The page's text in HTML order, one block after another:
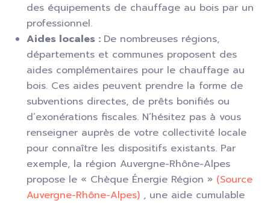
des équipements de chauffage au bois par un
professionnel.
Aides locales : De nombreuses régions,
départements et communes proposent des
aides complémentaires pour le chauffage au
bois. Ces aides peuvent prendre la forme de
subventions directes, de prêts bonifiés ou
d’exonérations fiscales. N’hésitez pas à vous
renseigner auprès de votre collectivité locale
pour connaître les dispositifs existants. Par
exemple, la région Auvergne-Rhône-Alpes
propose le « Chèque Énergie Région » (Source
Auvergne-Rhône-Alpes) , une aide cumulable